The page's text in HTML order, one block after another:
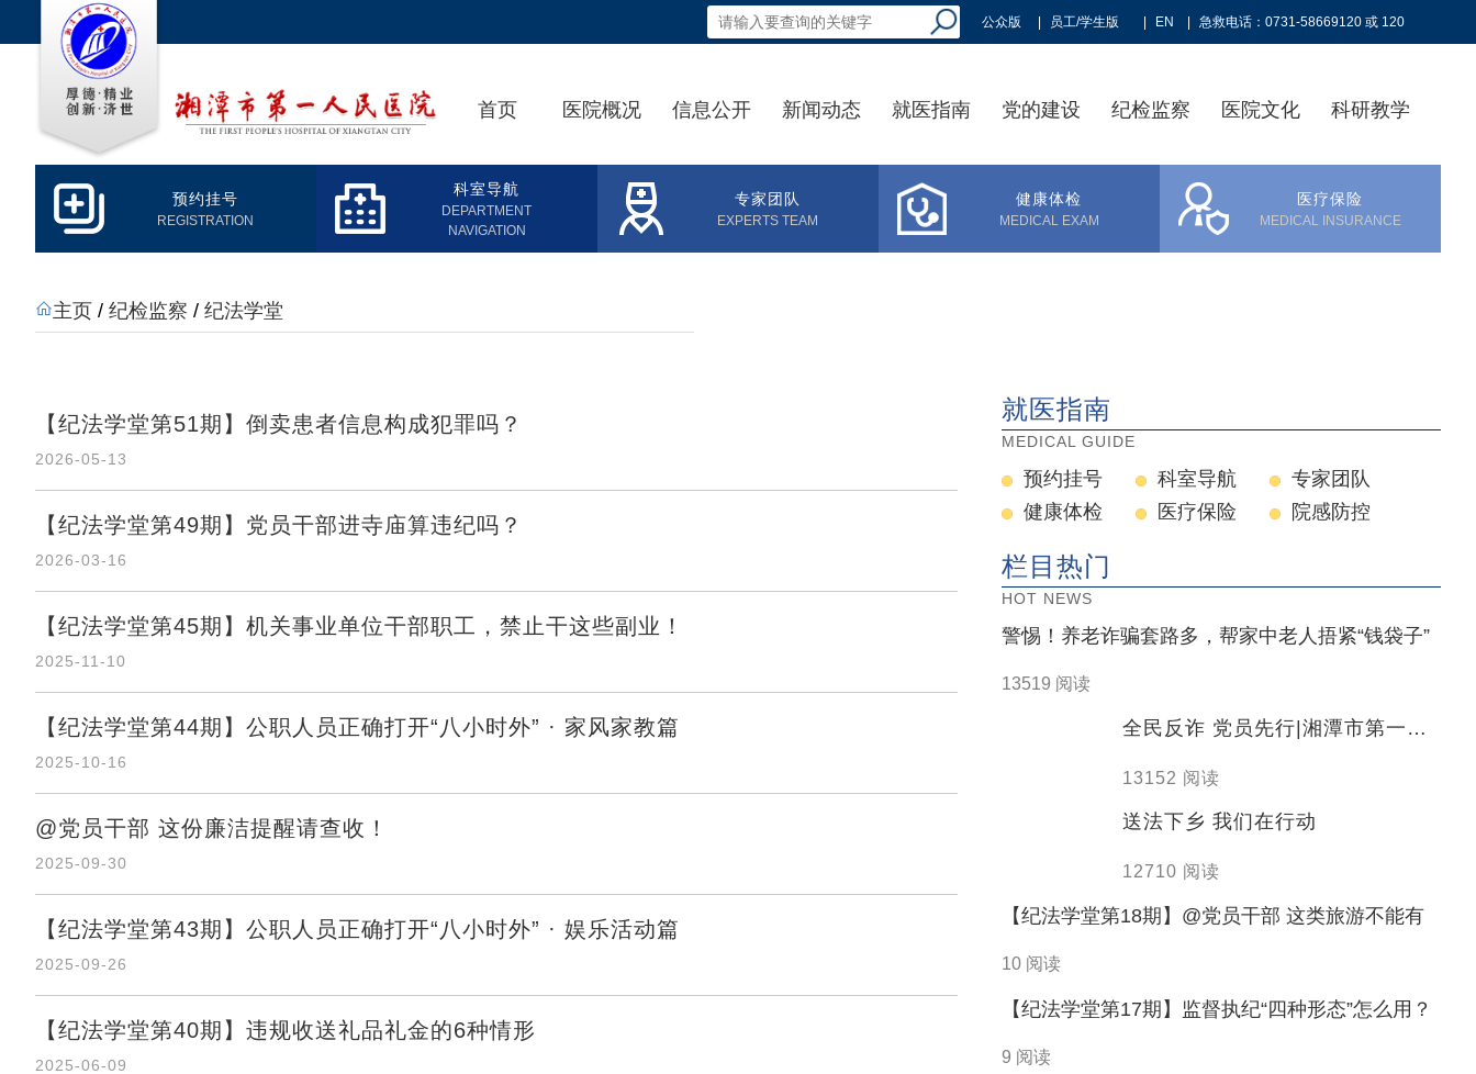
公众版 员工/学生版 EN 急救电话：0731-58669120 或 120
首页 医院概况 信息公开 新闻动态 就医指南 党的建设 纪检监察 医院文化 科研教学
预约挂号
REGISTRATION
科室导航
DEPARTMENT
NAVIGATION
专家团队
EXPERTS TEAM
健康体检
MEDICAL EXAM
医疗保险
MEDICAL INSURANCE
主页 / 纪检监察 / 纪法学堂
【纪法学堂第51期】倒卖患者信息构成犯罪吗？
2026-05-13
【纪法学堂第49期】党员干部进寺庙算违纪吗？
2026-03-16
【纪法学堂第45期】机关事业单位干部职工，禁止干这些副业！
2025-11-10
【纪法学堂第44期】公职人员正确打开“八小时外” · 家风家教篇
2025-10-16
@党员干部 这份廉洁提醒请查收！
2025-09-30
【纪法学堂第43期】公职人员正确打开“八小时外” · 娱乐活动篇
2025-09-26
【纪法学堂第40期】违规收送礼品礼金的6种情形
2025-06-09
就医指南
MEDICAL GUIDE
预约挂号 科室导航
专家团队
健康体检
医疗保险 院感防控
栏目热门
HOT NEWS
警惕！养老诈骗套路多，帮家中老人捂紧“钱袋子”
13519 阅读
全民反诈 党员先行|湘潭市第一人
诈主题宣讲活动
13152 阅读
送法下乡 我们在行动
12710 阅读
【纪法学堂第18期】@党员干部 这类旅游不能有
10 阅读
【纪法学堂第17期】监督执纪“四种形态”怎么用？
9 阅读